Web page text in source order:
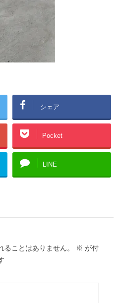
シェア
Pocket
LINE
ることはありません。 ※ が付